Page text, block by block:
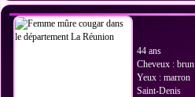
44 ans
Cheveux : brun
Yeux : marron
Saint-Denis